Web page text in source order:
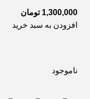
1,300,000 تومان
افزودن به سبد خرید
ناموجود